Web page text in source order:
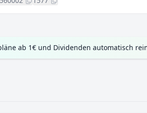
ab 1€ und Dividenden automatisch